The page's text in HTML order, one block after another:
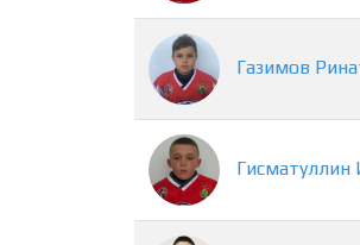
Газимов
Гисматуллин